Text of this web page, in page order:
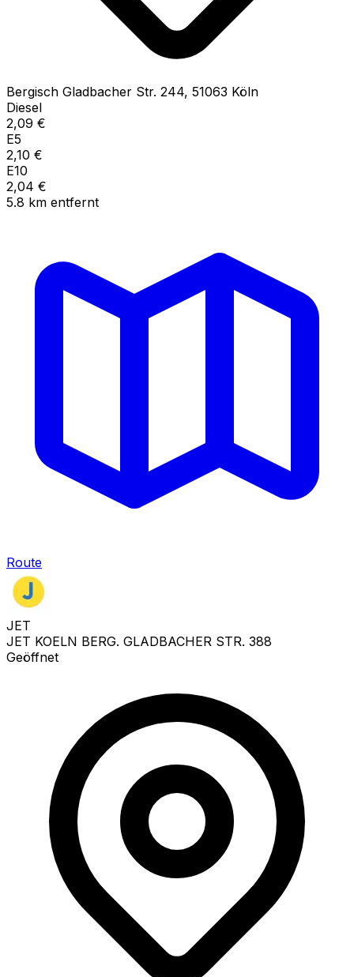
Bergisch Gladbacher Str. 244, 51063 Köln
Diesel
2,09 €
E5
2,10 €
E10
2,04 €
5.8 km entfernt
Route
JET
JET KOELN BERG. GLADBACHER STR. 388
Geöffnet